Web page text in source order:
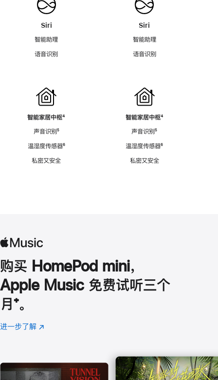
Siri
智能助理
语音识别
智能家居中枢脚
⁴
声音识别脚
⁵
温湿度传感器脚
⁶
私密又安全
Siri
智能助理
语音识别
智能家居中枢脚
⁴
声音识别脚
⁵
温湿度传感器脚
⁶
私密又安全
购买 HomePod mini，
Apple Music 免费试听三个
月 脚
注
⁺。
进一步了解 Apple
(在
口
中